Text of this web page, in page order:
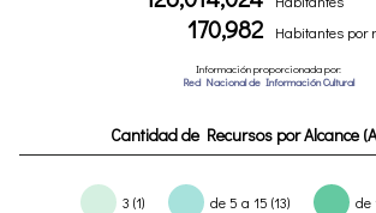
170,982 Habitantes por
Información proporcionada por:
Red Nacional de Información Cultural
Cantidad de Recursos por Alcance
3 (1) de 5 a 15 (13) de